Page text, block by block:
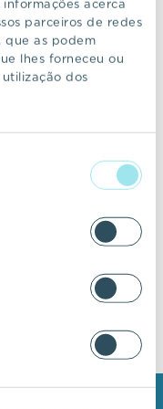
acerca
parceiros de redes
que as podem
lhes forneceu ou
dos
de
arquitetura se